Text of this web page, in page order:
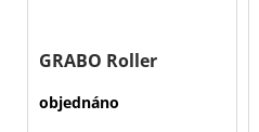
GRABO Roller
objednáno